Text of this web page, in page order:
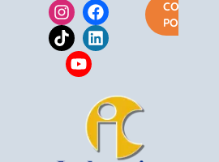
COMPRA
POR